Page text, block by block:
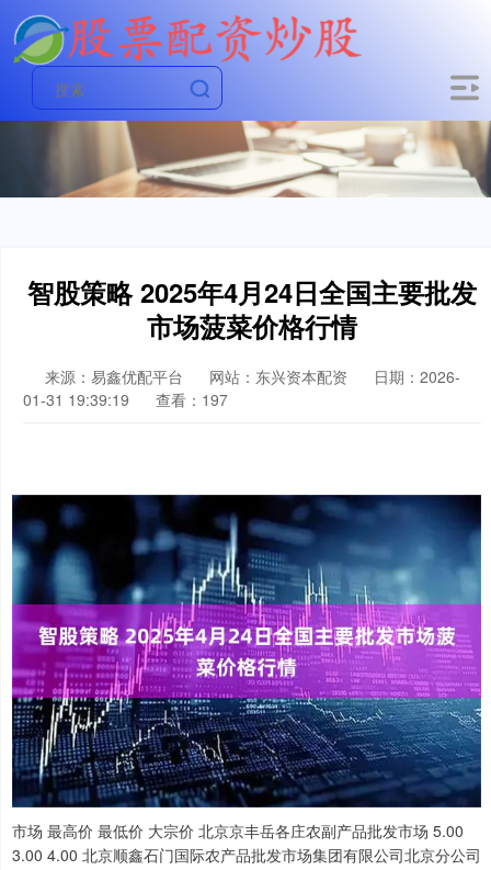
智股策略 2025年4月24日全国主要批发
市场菠菜价格行情
来源：易鑫优配平台 网站：东兴资本配资
日期：2026-
01-31 19:39:19
查看：197
市场 最高价 最低价 大宗价 北京京丰岳各庄农副产品批发市场 5.00 3.00 4.00 北京顺鑫石门国际农产品批发市场集团有限公司北京分公司 3.00 2.60 2.80 北京朝阳区大洋路综合市场 3.00 2.00 2.50 天津何庄子农产品批发市场 3.00 2.00 2.40 天津武清大沙河批发市场 2.60 1.40 2.00 天津市金钟河蔬菜贸易中心 4.00 3.00 3.60 天津市红旗农贸综合批发市场有限公司 3.00 2.40 2.80 天津碧城农产品批发市场 2.40 1.40 1.90 天津韩家墅海吉星农产品物流有限公司 2.60 2.00 2.30 石家庄国际农产品批发交易中心 3.00 1.40 2.20 乐亭县冀东果菜批发市场 4.00 3.20 3.60 邯郸市(馆陶)金凤禽蛋农贸批发市场 2.00 2.00 2.00 邯郸开发区滏东现代农业管理有限公司 2.40 1.20 2.00 河北张家口市京北农产品综合市场 6.00 1.60 4.00 山西省太原市河西农产品有限公司 5.00 3.00 4.00 山西太原丈子头农产品物流园（原城东利民） 5.00 3.70 4.20 山西省长治市紫坊农产品综合交易市场有限公司 3.20 2.60 2.90 山西省晋城市绿欣农产品贸易有限公司 3.00 2.60 2.80 晋城市绿盛农工商实业有限公司农副产品批发市场 2.00 2.00 2.00 山西省朔州大运果菜批发市场有限公司 6.00 5.00 5.50 运城蔬菜批发市场有限公司 1.80 1.20 1.40 山西汾阳市晋阳农副产品批发市场 -- -- 2.20 内蒙古呼和浩特市东瓦窑农副产品批发市场有限责任公司 3.60 2.60 2.80 呼和浩特市美通首府无公害农产品批发市场 -- -- 3.00 内蒙古保全庄农产品批发市场 4.00 3.00 3.20 内蒙包头市友谊蔬菜批发市场 2.60 2.60 2.60 内蒙赤峰西城市场 2.40 2.00 2.20 鄂尔多斯市万家惠农贸市场有限公司 6.20 5.80 6.00 大连双兴商品城有限公司 5.00 3.50 4.25 辽宁鞍山宁远农产品批发市场 3.00 1.40 2.20 辽宁阜新市瑞轩蔬菜农副产品综合批发市场 2.80 2.20 2.60 辽宁朝阳市果菜批发市场 2.00 1.40 1.70 长春海吉星农产品物流有限公司 5.00 4.00 4.00 吉林省辽源市仙城物流园区有限公司 8.00 6.40 7.60 白山市星泰批发市场有限公司 -- -- 4.60 哈尔滨哈达农副产品有限公司 5.60 5.00 5.30 黑龙江省华博农产品市场有限公司 2.00 1.00 1.50 黑龙江鹤岗市万圃源蔬菜有限责任公司 3.20 2.80 3.00 上海农产品中心批发市场经营管理有限公司 5.00 4.00 4.50 上海市江桥批发市场经营管理有限公司 6.00 3.40 4.00 南京农副产品物流配送中心有限公司 6.00 5.50 5.75 江苏宜兴市瑞德蔬菜果品批发市场有限公司 4.00 3.00 3.50 江苏无锡朝阳农产品大市场 -- -- 3.91 徐州农副产品中心批发市场 4.00 3.00 3.50 江苏丰县农业农村局 4.00 3.00 3.60 徐州东高农产品市场管理有限公司 3.20 2.40 2.80 江苏凌家塘市场发展有限公司 6.00 2.00 5.00 江苏苏浙皖边界市场发展有限公司 -- -- 13.00 江苏苏州南环桥农副产品批发市场 6.00 1.80 3.90 江苏联谊农副产品批发市场 7.00 3.00 3.60 浙江良渚蔬菜市场开发有限公司 -- -- 7.00 宁波蔬菜批发市场有限公司 5.70 3.90 4.80 嘉善绿洲市场建设有限公司 6.00 4.00 5.00 浙江嘉兴蔬菜批发交易市场 6.43 4.65 5.54 绍兴市蔬菜果品批发交易市场有限公司 -- -- 5.60 义乌市市场发展集团有限公司农批管理分公司 7.00 4.00 5.40 安徽合肥周谷堆农产品批发市场 7.00 6.00 6.50 蚌埠海吉星农产品物流有限公司 5.80 5.40 5.60 马鞍山市安民农副产品贸易有限公司 6.00 3.60 4.80 安徽省淮北市中瑞农产品批发市场 -- -- 6.60 安徽安庆市龙狮桥蔬菜批发市场 8.00 7.00 7.50 天长市永福农副产品批发市场 6.00 5.50 5.75 阜阳农产品中心批发市场 6.00 4.40 5.00 亳州农产品有限责任公司 -- -- 2.50 福建省福州市海峡蔬菜批发市场 10.70 4.00 6.97 福建厦门同安闽南果蔬批发市场 5.60 4.00 4.40 福建省福鼎市商贸业服务中心 8.20 8.00 8.20 南昌深圳农产品中心批发市场有限公司 4.00 3.20 3.60 江西乐平蔬菜农产品批发大市场 3.80 3.00 3.40 江西九江琵琶湖农产品物流有限公司 6.60 5.20 5.60 山东章丘刁镇蔬菜批发市场 2.00 1.00 1.40 青岛抚顺路蔬菜副食品批发市场股份有限公司 5.60 3.60 4.40 青岛东庄头蔬菜批发市场有限公司 2.60 0.40 1.20 青岛市城阳蔬菜水产品批发市场有限公司 4.00 2.40 3.60 山东青岛黄河路农产品批发市场 4.00 4.00 4.00 山东淄博市鲁中蔬菜批发市场